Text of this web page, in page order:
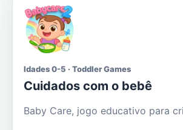
Idades 0-5 · Toddler Games
Cuidados com o bebê
Baby Care, jogo educativo para